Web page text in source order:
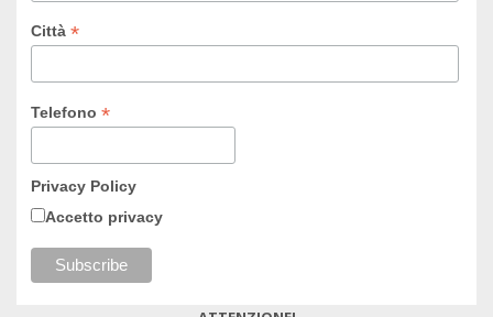
Città *
Telefono *
Privacy Policy
Accetto privacy